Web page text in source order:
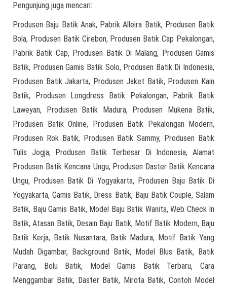
Pengunjung juga mencari:
Produsen Baju Batik Anak, Pabrik Alleira Batik, Produsen Batik
Bola, Produsen Batik Cirebon, Produsen Batik Cap Pekalongan,
Pabrik Batik Cap, Produsen Batik Di Malang, Produsen Gamis
Batik, Produsen Gamis Batik Solo, Produsen Batik Di Indonesia,
Produsen Batik Jakarta, Produsen Jaket Batik, Produsen Kain
Batik, Produsen Longdress Batik Pekalongan, Pabrik Batik
Laweyan, Produsen Batik Madura, Produsen Mukena Batik,
Produsen Batik Online, Produsen Batik Pekalongan Modern,
Produsen Rok Batik, Produsen Batik Sammy, Produsen Batik
Tulis Jogja, Produsen Batik Terbesar Di Indonesia, Alamat
Produsen Batik Kencana Ungu, Produsen Daster Batik Kencana
Ungu, Produsen Batik Di Yogyakarta, Produsen Baju Batik Di
Yogyakarta, Gamis Batik, Dress Batik, Baju Batik Couple, Salam
Batik, Baju Gamis Batik, Model Baju Batik Wanita, Web Check In
Batik, Atasan Batik, Desain Baju Batik, Motif Batik Modern, Baju
Batik Kerja, Batik Nusantara, Batik Madura, Motif Batik Yang
Mudah Digambar, Background Batik, Model Blus Batik, Batik
Parang, Bolu Batik, Model Gamis Batik Terbaru, Cara
Menggambar Batik, Daster Batik, Mirota Batik, Contoh Model